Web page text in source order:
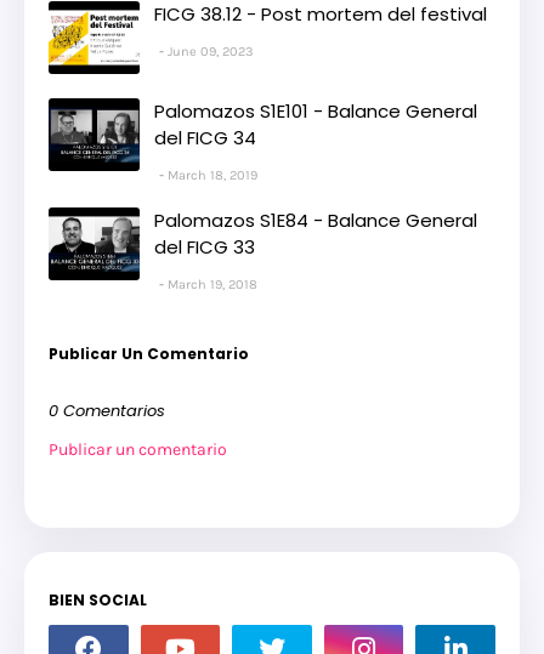
FICG 38.12 - Post mortem del festival
June 09, 2023
Palomazos S1E101 - Balance General
del FICG 34
March 18, 2019
Palomazos S1E84 - Balance General
del FICG 33
March 19, 2018
Publicar Un Comentario
0 Comentarios
Publicar un comentario
BIEN SOCIAL